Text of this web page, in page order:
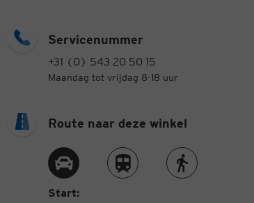
Servicenummer
+31 (0) 543 20 50 15
Maandag tot vrijdag 8-18 uur
Route naar deze winkel
Route met de autoRoute met de treinRoute te voet
Start: